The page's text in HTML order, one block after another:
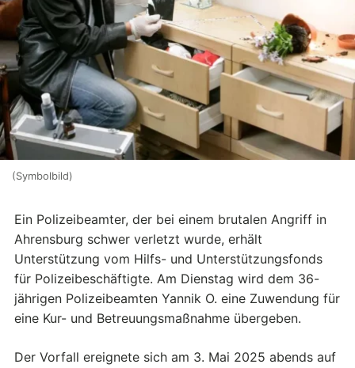
(Symbolbild)
Ein Polizeibeamter, der bei einem brutalen Angriff in
Ahrensburg schwer verletzt wurde, erhält
Unterstützung vom Hilfs- und Unterstützungsfonds
für Polizeibeschäftigte. Am Dienstag wird dem 36-
jährigen Polizeibeamten Yannik O. eine Zuwendung für
eine Kur- und Betreuungsmaßnahme übergeben.
Der Vorfall ereignete sich am 3. Mai 2025 abends auf